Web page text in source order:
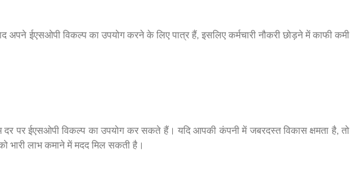
अपने ईएसओपी विकल्प का उपयोग करने के लिए पात्र हैं, इसलिए कर्मचारी नौकरी छोड़ने में काफी कमी
पर ईएसओपी विकल्प का उपयोग कर सकते हैं। यदि आपकी कंपनी में जबरदस्त विकास क्षमता है, तो
भारी लाभ कमाने में मदद मिल सकती है।